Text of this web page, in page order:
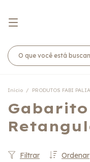
Início / PRODUTOS FABI
Ordenar
Filtrar